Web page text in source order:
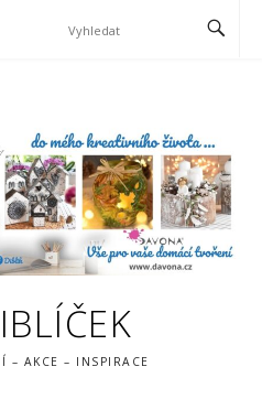
– AKCE – INSPIRACE